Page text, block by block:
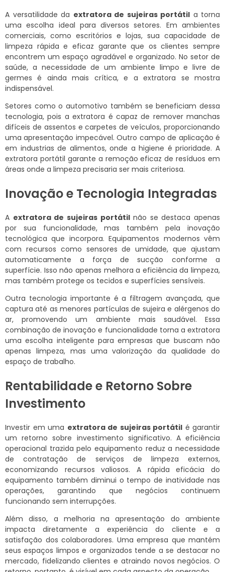
A versatilidade da extratora de sujeiras portátil a torna
uma escolha ideal para diversos setores. Em ambientes
comerciais, como escritórios e lojas, sua capacidade de
limpeza rápida e eficaz garante que os clientes sempre
encontrem um espaço agradável e organizado. No setor de
saúde, a necessidade de um ambiente limpo e livre de
germes é ainda mais crítica, e a extratora se mostra
indispensável.
Setores como o automotivo também se beneficiam dessa
tecnologia, pois a extratora é capaz de remover manchas
difíceis de assentos e carpetes de veículos, proporcionando
uma apresentação impecável. Outro campo de aplicação é
em industrias de alimentos, onde a higiene é prioridade. A
extratora portátil garante a remoção eficaz de resíduos em
áreas onde a limpeza precisaria ser mais criteriosa.
Inovação e Tecnologia Integradas
A extratora de sujeiras portátilnão se destaca apenas
por sua funcionalidade, mas também pela inovação
tecnológica que incorpora. Equipamentos modernos vêm
com recursos como sensores de umidade, que ajustam
automaticamente a força de sucção conforme a
superfície. Isso não apenas melhora a eficiência da limpeza,
mas também protege os tecidos e superfícies sensíveis.
Outra tecnologia importante é a filtragem avançada, que
captura até as menores partículas de sujeira e alérgenos do
ar, promovendo um ambiente mais saudável. Essa
combinação de inovação e funcionalidade torna a extratora
uma escolha inteligente para empresas que buscam não
apenas limpeza, mas uma valorização da qualidade do
espaço de trabalho.
Rentabilidade e Retorno Sobre
Investimento
Investir em uma extratora de sujeiras portátil é garantir
um retorno sobre investimento significativo. A eficiência
operacional trazida pelo equipamento reduz a necessidade
de contratação de serviços de limpeza externos,
economizando recursos valiosos. A rápida eficácia do
equipamento também diminui o tempo de inatividade nas
operações, garantindo que negócios continuem
funcionando sem interrupções.
Além disso, a melhoria na apresentação do ambiente
impacta diretamente a experiência do cliente e a
satisfação dos colaboradores. Uma empresa que mantém
seus espaços limpos e organizados tende a se destacar no
mercado, fidelizando clientes e atraindo novos negócios. O